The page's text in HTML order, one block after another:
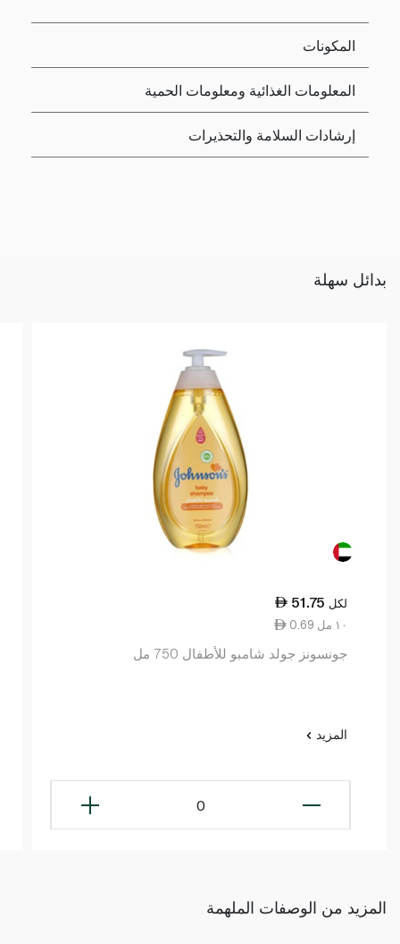
المكونات
المعلومات الغذائية ومعلومات الحمية
إرشادات السلامة والتحذيرات
بدائل سهلة
51.75 لكل
0.69 ١٠ مل
جونسونز جولد شامبو للأطفال 750 مل
المزيد
0
المزيد من الوصفات الملهمة